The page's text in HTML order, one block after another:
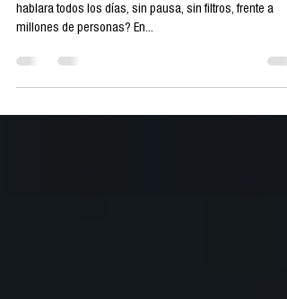
desde la mañanera
hablara todos los días, sin pausa, sin filtros, frente a
millones de personas? En...